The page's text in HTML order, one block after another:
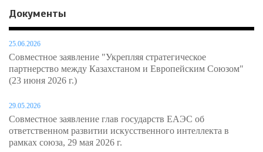
Документы
25.06.2026
Совместное заявление "Укрепляя стратегическое
партнерство между Казахстаном и Европейским Союзом"
(23 июня 2026 г.)
29.05.2026
Совместное заявление глав государств ЕАЭС об
ответственном развитии искусственного интеллекта в
рамках союза, 29 мая 2026 г.